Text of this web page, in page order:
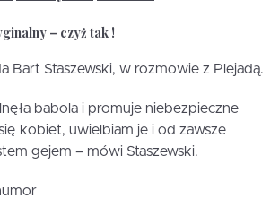
– czyż tak !
Bart Staszewski, w rozmowie z Plejadą.
babola i promuje niebezpieczne
kobiet, uwielbiam je i od zawsze
gejem – mówi Staszewski.